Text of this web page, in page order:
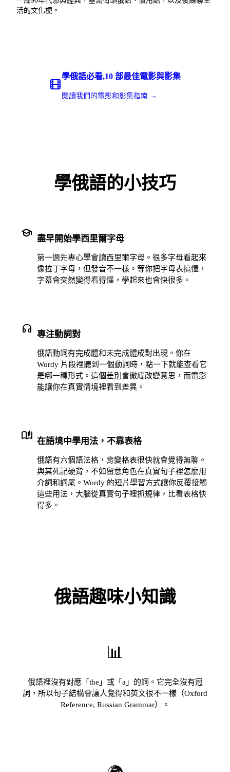
活的文化梗。
學俄語必看,10 部最佳電影與影集
閱讀我們的電影和影集指南 →
學俄語的小技巧
school 盡早開始學西里爾字母
第一週先專心學會讀西里爾字母。很多字母看起來
像拉丁字母，但發音不一樣。等你把字母表搞懂，
字幕會突然變得看得懂，學起來也會快很多。
headphones 專注動詞對
俄語動詞有完成體和未完成體成對出現。你在
Wordy 片段裡聽到一個動詞時，點一下就能查看它
是哪一種形式。這個差別會徹底改變意思，而電影
能讓你在真實情境裡看到差異。
auto_stories 在語境中學用法，不靠表格
俄語有六個語法格，背變格表很快就會覺得無聊。
與其死記硬背，不如留意角色在真實句子裡怎麼用
介詞和詞尾。Wordy 的短片學習方式讓你反覆接觸
這些用法，大腦從真實句子裡抓規律，比看表格快
得多。
俄語趣味小知識
📊
俄語裡沒有對應「the」或「a」的詞。它完全沒有冠
詞，所以句子結構會讓人覺得和英文很不一樣（Oxford
Reference, Russian Grammar）。